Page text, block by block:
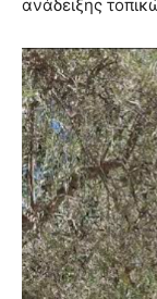
ανάδειξης